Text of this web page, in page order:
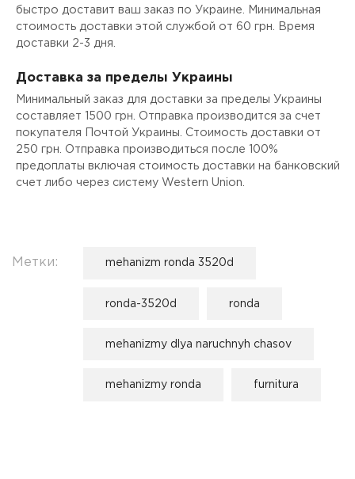
быстро доставит ваш заказ по Украине. Минимальная
стоимость доставки этой службой от 60 грн. Время
доставки 2-3 дня.
Доставка за пределы Украины
Минимальный заказ для доставки за пределы Украины
составляет 1500 грн. Отправка производится за счет
покупателя Почтой Украины. Стоимость доставки от
250 грн. Отправка производиться после 100%
предоплаты включая стоимость доставки на банковский
счет либо через систему Western Union.
Метки: mehanizm ronda 3520d
ronda-3520d ronda
mehanizmy dlya naruchnyh chasov
mehanizmy ronda furnitura